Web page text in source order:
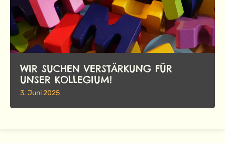
WIR SUCHEN VERSTÄRKUNG FÜR
UNSER KOLLEGIUM!
3. Juni 2025